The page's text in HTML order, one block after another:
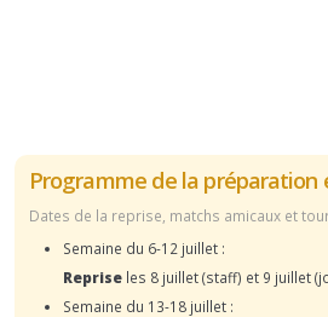
Programme de la préparation
Dates de la reprise, matchs amicaux et
Semaine du 6-12 juillet :
Reprise les 8 juillet (staff) et 9 juillet
Semaine du 13-18 juillet :